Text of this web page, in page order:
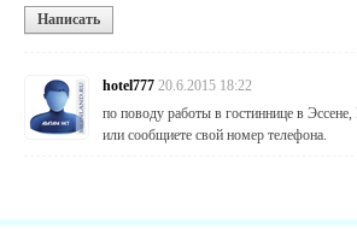
Написать
hotel777 20.6.2015 18:22
по поводу работы в гостиннице в
или сообщиете свой номер телефона.